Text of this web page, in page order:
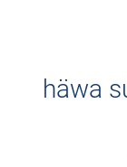
häwa